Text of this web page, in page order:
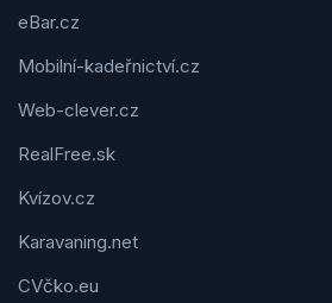
eBar.cz
Mobilní-kadeřnictví.cz
Web-clever.cz
RealFree.sk
Kvízov.cz
Karavaning.net
CVčko.eu